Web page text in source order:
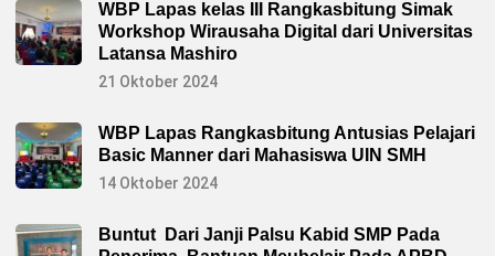
WBP Lapas kelas III Rangkasbitung Simak
Workshop Wirausaha Digital dari Universitas
Latansa Mashiro
21 Oktober 2024
WBP Lapas Rangkasbitung Antusias Pelajari
Basic Manner dari Mahasiswa UIN SMH
14 Oktober 2024
Buntut Dari Janji Palsu Kabid SMP Pada